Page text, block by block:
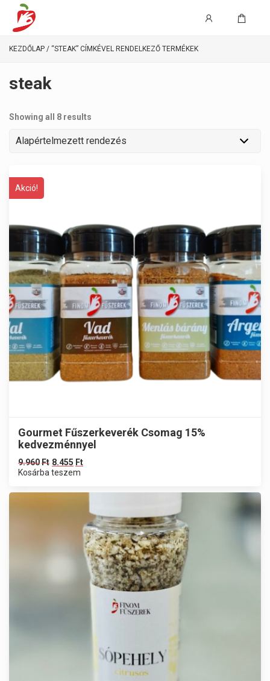
KEZDŐLAP / “STEAK” CÍMKÉVEL RENDELKEZŐ TERMÉKEK
steak
Showing all 8 results
Akció!
Gourmet Fűszerkeverék Csomag 15%
kedvezménnyel
9.960Ft 8.455 Ft
Kosárba teszem